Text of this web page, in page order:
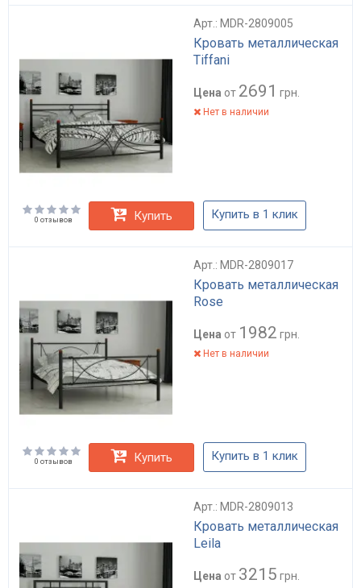
Арт.: MDR-2809005
Кровать металлическая
Tiffani
Цена от 2691 грн.
Нет в наличии
0 отзывов Купить Купить в 1 клик
Арт.: MDR-2809017
Кровать металлическая
Rose
Цена от 1982 грн.
Нет в наличии
0 отзывов Купить Купить в 1 клик
Арт.: MDR-2809013
Кровать металлическая
Leila
Цена от 3215 грн.